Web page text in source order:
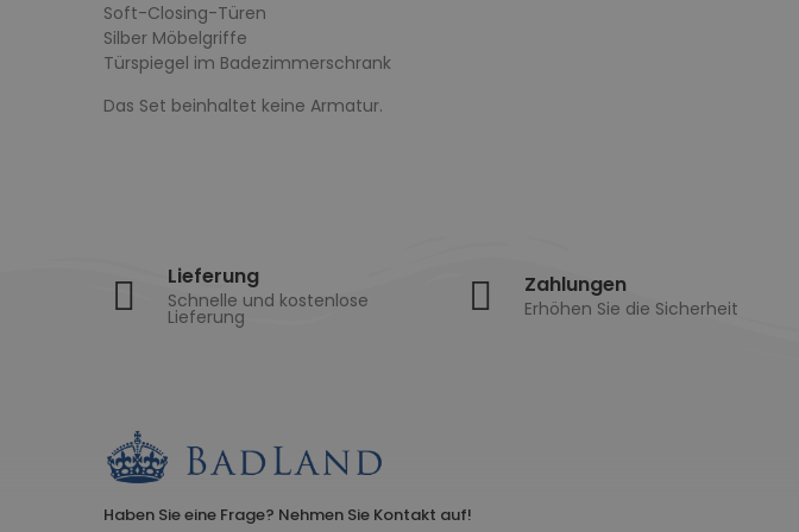
Soft-Closing-Türen
Silber Möbelgriffe
Türspiegel im Badezimmerschrank
Das Set beinhaltet keine Armatur.
Lieferung
Schnelle und kostenlose
Lieferung
Zahlungen
Erhöhen Sie die Sicherheit
Haben Sie eine Frage? Nehmen Sie Kontakt auf!